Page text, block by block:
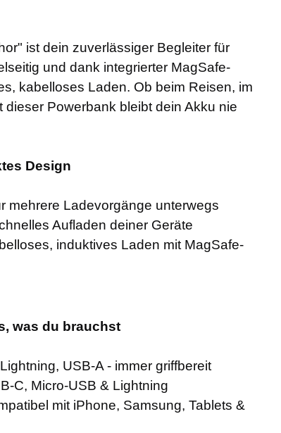
ist dein zuverlässiger Begleiter für
und dank integrierter MagSafe-
kabelloses Laden. Ob beim Reisen, im
dieser Powerbank bleibt dein Akku nie
Design
mehrere Ladevorgänge unterwegs
Aufladen deiner Geräte
induktives Laden mit MagSafe-
was du brauchst
USB-A - immer griffbereit
C, Micro-USB & Lightning
mit iPhone, Samsung, Tablets &